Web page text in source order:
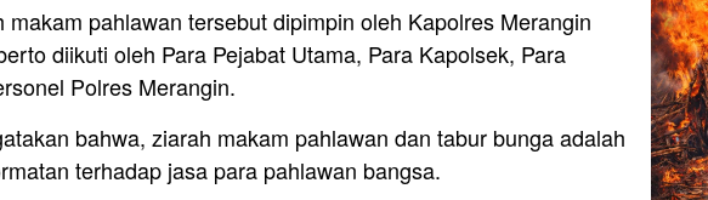
makam pahlawan tersebut dipimpin oleh Kapolres Merangin
diikuti oleh Para Pejabat Utama, Para Kapolsek, Para
Polres Merangin.
bahwa, ziarah makam pahlawan dan tabur bunga adalah
terhadap jasa para pahlawan bangsa.